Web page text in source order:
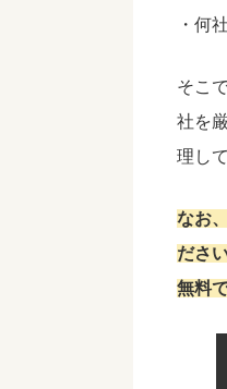
・何
そこ
社を
理し
なお
ださ
無料